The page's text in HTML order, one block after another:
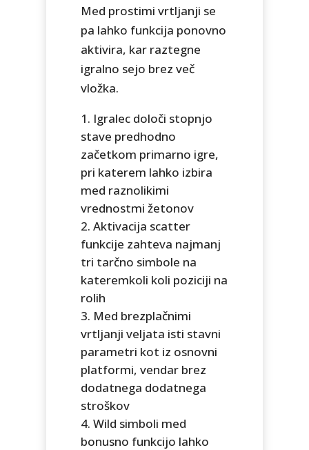
Med prostimi vrtljanji se
pa lahko funkcija ponovno
aktivira, kar raztegne
igralno sejo brez več
vložka.
Igralec določi stopnjo
stave predhodno
začetkom primarno igre,
pri katerem lahko izbira
med raznolikimi
vrednostmi žetonov
Aktivacija scatter
funkcije zahteva najmanj
tri tarčno simbole na
kateremkoli koli poziciji na
rolih
Med brezplačnimi
vrtljanji veljata isti stavni
parametri kot iz osnovni
platformi, vendar brez
dodatnega dodatnega
stroškov
Wild simboli med
bonusno funkcijo lahko